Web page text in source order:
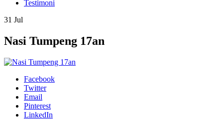
Testimoni
31 Jul
Nasi Tumpeng 17an
Facebook
Twitter
Email
Pinterest
LinkedIn